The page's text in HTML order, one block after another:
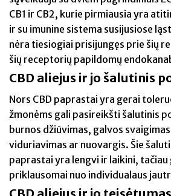
CB1 ir CB2, kurie pirmiausia yra
ir su imunine sistema susijusiose
nėra tiesiogiai prisijungęs prie šių
šių receptorių papildomų
CBD aliejus ir jo šalutinis
Nors CBD paprastai yra gerai
žmonėms gali pasireikšti šalutinis
burnos džiūvimas, galvos
viduriavimas ar nuovargis. Šie
paprastai yra lengvi ir laikini,
priklausomai nuo individualaus